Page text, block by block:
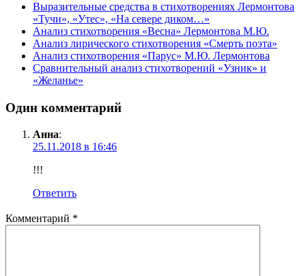
Выразительные средства в стихотворениях Лермонтова
«Тучи», «Утес», «На севере диком…»
Анализ стихотворения «Весна» Лермонтова М.Ю.
Анализ лирического стихотворения «Смерть поэта»
Анализ стихотворения «Парус» М.Ю. Лермонтова
Сравнительный анализ стихотворений «Узник» и
«Желанье»
Один комментарий
Анна:
25.11.2018 в 16:46
!!!
Ответить
Комментарий *